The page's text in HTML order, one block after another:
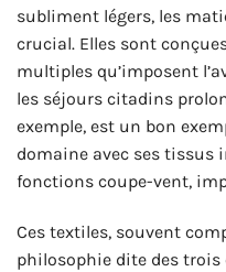
subliment légers, les
crucial. Elles sont
multiples qu’imposent
les séjours citadins
exemple, est un bon
domaine avec ses
fonctions coupe-vent,
Ces textiles, souvent
philosophie dite des trois